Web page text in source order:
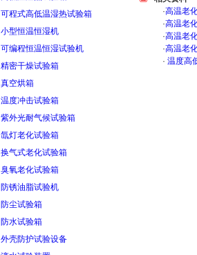
可程式高低温湿热试验箱
小型恒温恒湿机
可编程恒温恒湿试验机
精密干燥试验箱
真空烘箱
温度冲击试验箱
紫外光耐气候试验箱
氙灯老化试验箱
换气式老化试验箱
臭氧老化试验箱
防锈油脂试验机
防尘试验箱
防水试验箱
外壳防护试验设备
·高温老
·高温老
·高温老
·高温老
· 温度高